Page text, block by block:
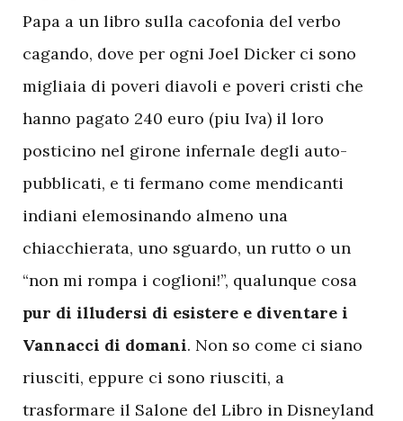
Papa a un libro sulla cacofonia del verbo
cagando, dove per ogni Joel Dicker ci sono
migliaia di poveri diavoli e poveri cristi che
hanno pagato 240 euro (piu Iva) il loro
posticino nel girone infernale degli auto-
pubblicati, e ti fermano come mendicanti
indiani elemosinando almeno una
chiacchierata, uno sguardo, un rutto o un
“non mi rompa i coglioni!”, qualunque cosa
pur di illudersi di esistere e diventare i
Vannacci di domani. Non so come ci siano
riusciti, eppure ci sono riusciti, a
trasformare il Salone del Libro in Disneyland